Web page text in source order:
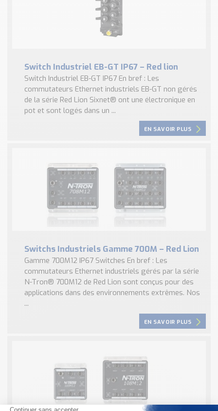
Switch Industriel EB-GT IP67 – Red lion
Switch Industriel EB-GT IP67 En bref : Les
commutateurs Ethernet industriels EB-GT non gérés
de la série Red Lion Sixnet® ont une électronique en
pot et sont logés dans un ...
EN SAVOIR PLUS
Switchs Industriels Gamme 700M – Red Lion
Gamme 700M12 IP67 Switches En bref : Les
commutateurs Ethernet industriels gérés par la série
N-Tron® 700M12 de Red Lion sont conçus pour des
applications dans des environnements extrêmes. Nos
...
EN SAVOIR PLUS